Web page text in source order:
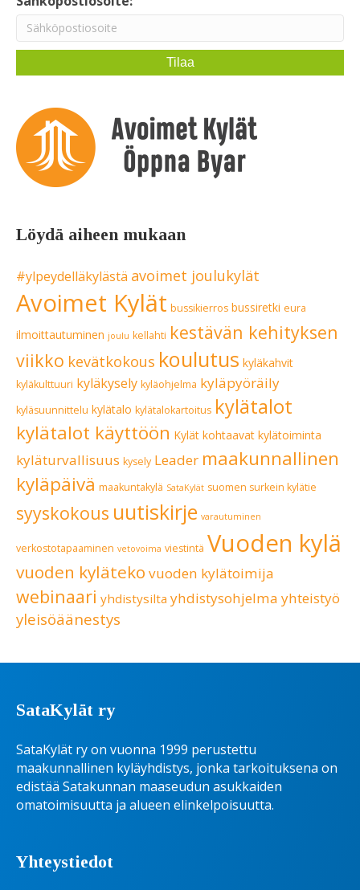
Löydä aiheen mukaan
#ylpeydelläkylästä avoimet joulukylät
Avoimet Kylät bussikierros bussiretki eura
ilmoittautuminen joulu kellahti kestävän kehityksen
viikko kevätkokous koulutus kyläkahvit
kyläkulttuuri kyläkysely kyläohjelma kyläpyöräily
kyläsuunnittelu kylätalo kylätalokartoitus kylätalot
kylätalot käyttöön Kylät kohtaavat kylätoiminta
kyläturvallisuus kysely Leader maakunnallinen
kyläpäivä maakuntakylä SataKylät suomen surkein kylätie
syyskokous uutiskirje varautuminen
verkostotapaaminen vetovoima viestintä Vuoden kylä
vuoden kyläteko vuoden kylätoimija
webinaari yhdistysilta yhdistysohjelma yhteistyö
yleisöäänestys
SataKylät ry
SataKylät ry on vuonna 1999 perustettu
maakunnallinen kyläyhdistys, jonka tarkoituksena on
edistää Satakunnan maaseudun asukkaiden
omatoimisuutta ja alueen elinkelpoisuutta.
Yhteystiedot